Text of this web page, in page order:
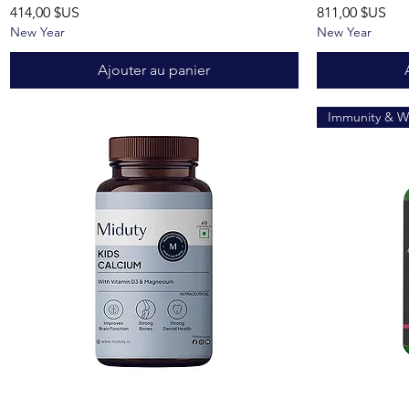
Prix
414,00 $US
New Year
Ajouter au panier
Prix
811,00 $US
New Year
Immunity &